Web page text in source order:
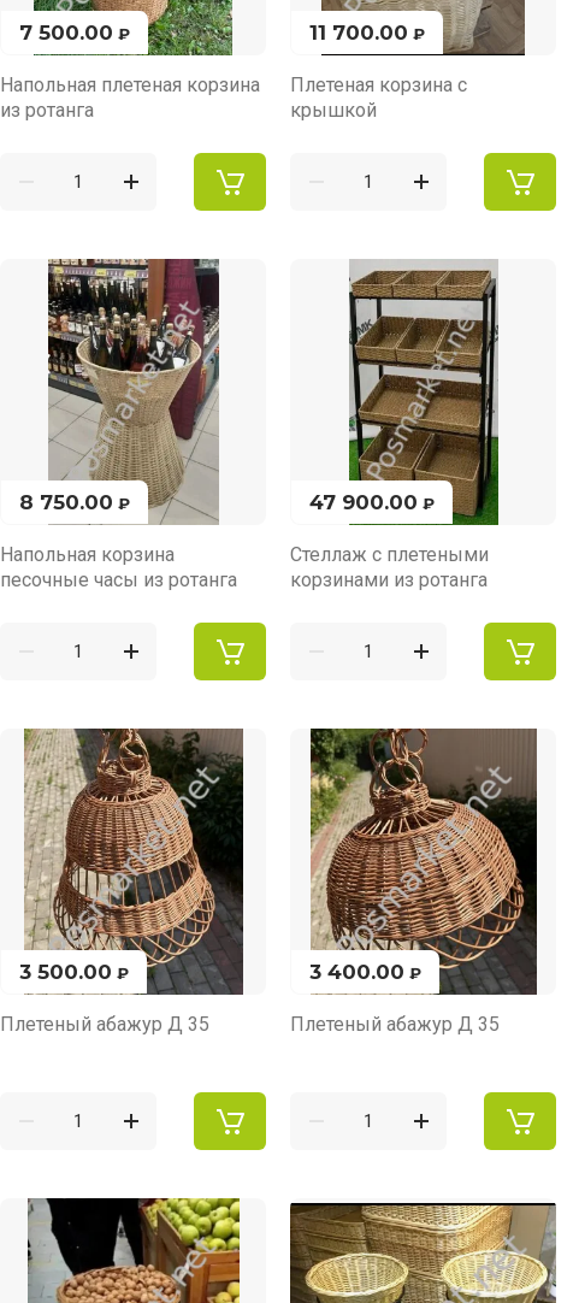
7 500.00 ₽
Напольная плетеная корзина
из ротанга
11 700.00 ₽
Плетеная корзина с
крышкой
8 750.00 ₽
Напольная корзина
песочные часы из ротанга
47 900.00 ₽
Стеллаж с плетеными
корзинами из ротанга
3 500.00 ₽
Плетеный абажур Д 35
3 400.00 ₽
Плетеный абажур Д 35